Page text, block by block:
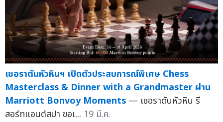
เชอราตันหัวหินฯ เปิดตัวประสบการณ์พิเศษ Chess
Masterclass & Dinner with a Grandmaster ผ่าน
Marriott Bonvoy Moments — เชอราตันหัวหิน รี
สอร์ทแอนด์สปา ขอเ... 19 มี.ค.